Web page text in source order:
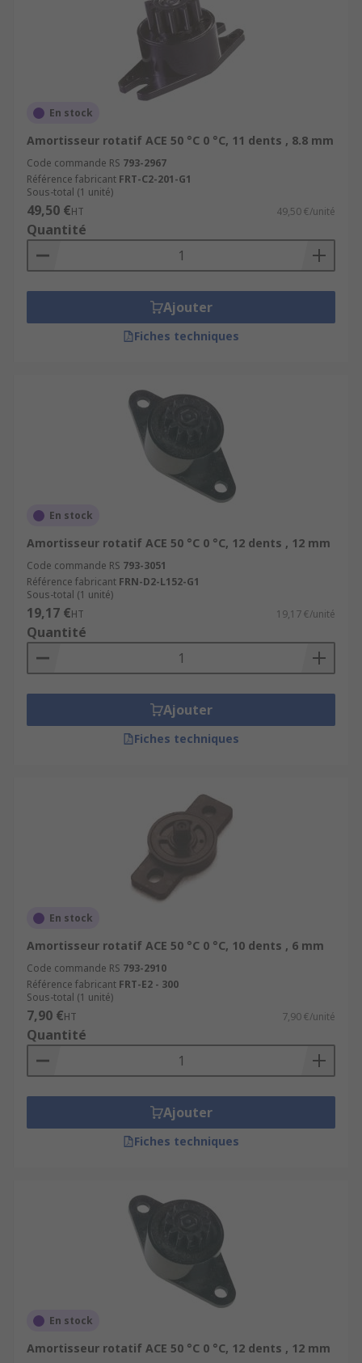
En stock
Amortisseur rotatif ACE 50 °C 0 °C, 11 dents , 8.8 mm
Code commande RS 793-2967
Référence fabricant FRT-C2-201-G1
Sous-total (1 unité)
49,50 €HT 49,50 €/unité
Quantité
Ajouter
Fiches techniques
En stock
Amortisseur rotatif ACE 50 °C 0 °C, 12 dents , 12 mm
Code commande RS 793-3051
Référence fabricant FRN-D2-L152-G1
Sous-total (1 unité)
19,17 €HT 19,17 €/unité
Quantité
Ajouter
Fiches techniques
En stock
Amortisseur rotatif ACE 50 °C 0 °C, 10 dents , 6 mm
Code commande RS 793-2910
Référence fabricant FRT-E2 - 300
Sous-total (1 unité)
7,90 €HT 7,90 €/unité
Quantité
Ajouter
Fiches techniques
En stock
Amortisseur rotatif ACE 50 °C 0 °C, 12 dents , 12 mm